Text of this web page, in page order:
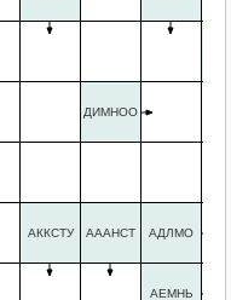
ДИМНОО
АККСТУ АААНСТ АДЛМО
АЕМНЬ